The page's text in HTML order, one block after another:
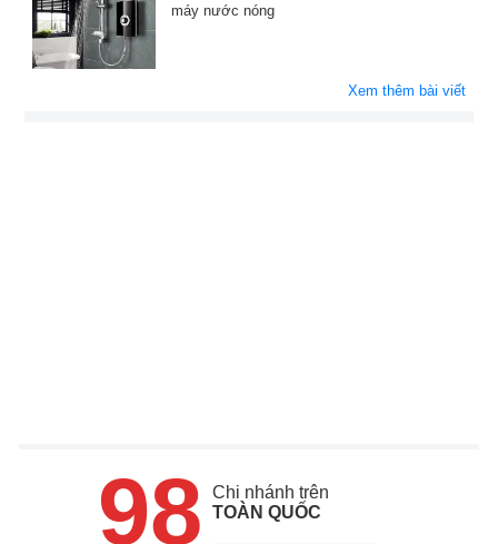
máy nước nóng
Xem thêm bài viết
98
Chi nhánh trên
TOÀN QUỐC